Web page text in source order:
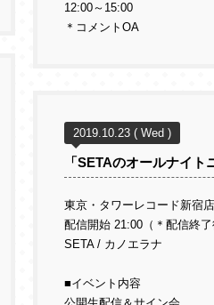
12:00～15:00
＊コメントOA
2019.10.23 ( Wed )
「SETAのオールナイ
東京・タワーレコード新宿
配信開始 21:00（＊配信終
SETA / カノエラナ
■イベント内容